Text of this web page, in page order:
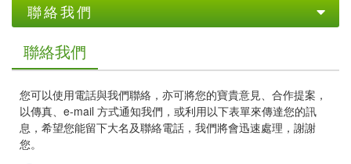
聯絡我們
聯絡我們
聯絡我們
您可以使用電話與我們聯絡，亦可將您的寶貴意見、合作提案，
以傳真、e-mail 方式通知我們，或利用以下表單來傳達您的訊
息，希望您能留下大名及聯絡電話，我們將會迅速處理，謝謝
您。